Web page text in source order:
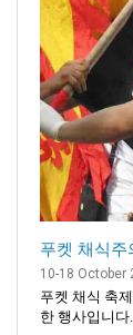
푸켓 채식주
10-18 October
푸켓 채식 축
한 행사입니